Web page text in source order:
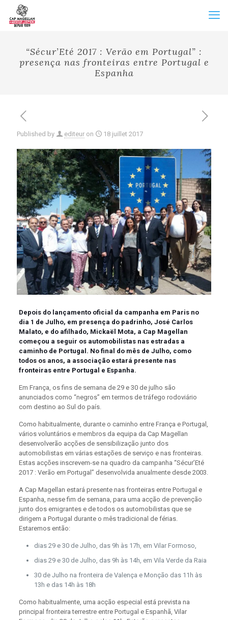
“Sécur’Eté 2017 : Verão em Portugal” :
presença nas fronteiras entre Portugal e
Espanha
Published by editeur on 18 juillet 2017
Depois do lançamento oficial da campanha em Paris no
dia 1 de Julho, em presença do padrinho, José Carlos
Malato, e do afilhado, Mickaël Mota, a Cap Magellan
começou a seguir os automobilistas nas estradas a
caminho de Portugal. No final do mês de Julho, como
todos os anos, a associação estará presente nas
fronteiras entre Portugal e Espanha.
Em França, os fins de semana de 29 e 30 de julho são
anunciados como “negros” em termos de tráfego rodoviário
com destino ao Sul do país.
Como habitualmente, durante o caminho entre França e Portugal,
vários voluntários e membros da equipa da Cap Magellan
desenvolverão acções de sensibilização junto dos
automobilistas em várias estações de serviço e nas fronteiras.
Estas acções inscrevem-se na quadro da campanha “Sécur’Eté
2017 : Verão em Portugal” desenvolvida anualmente desde 2003.
A Cap Magellan estará presente nas fronteiras entre Portugal e
Espanha, nesse fim de semana, para uma acção de prevenção
junto dos emigrantes e de todos os automobilistas que se
dirigem a Portugal durante o mês tradicional de férias.
Estaremos então:
dias 29 e 30 de Julho, das 9h às 17h, em Vilar Formoso,
dias 29 e 30 de Julho, das 9h às 14h, em Vila Verde da Raia
30 de Julho na fronteira de Valença e Monção das 11h às
13h e das 14h às 18h
Como habitualmente, uma acção especial está prevista na
principal fronteira terrestre entre Portugal e Espanhã, Vilar